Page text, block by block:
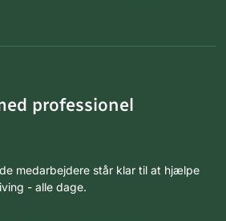
professionel
medarbejdere står klar til at hjælpe
- alle dage.